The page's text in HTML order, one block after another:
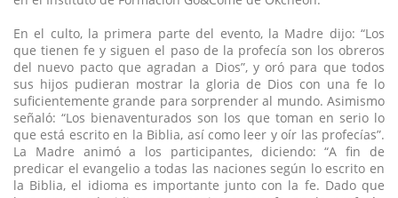
En el culto, la primera parte del evento, la Madre dijo: “Los
que tienen fe y siguen el paso de la profecía son los obreros
del nuevo pacto que agradan a Dios”, y oró para que todos
sus hijos pudieran mostrar la gloria de Dios con una fe lo
suficientemente grande para sorprender al mundo. Asimismo
señaló: “Los bienaventurados son los que toman en serio lo
que está escrito en la Biblia, así como leer y oír las profecías”.
La Madre animó a los participantes, diciendo: “A fin de
predicar el evangelio a todas las naciones según lo escrito en
la Biblia, el idioma es importante junto con la fe. Dado que